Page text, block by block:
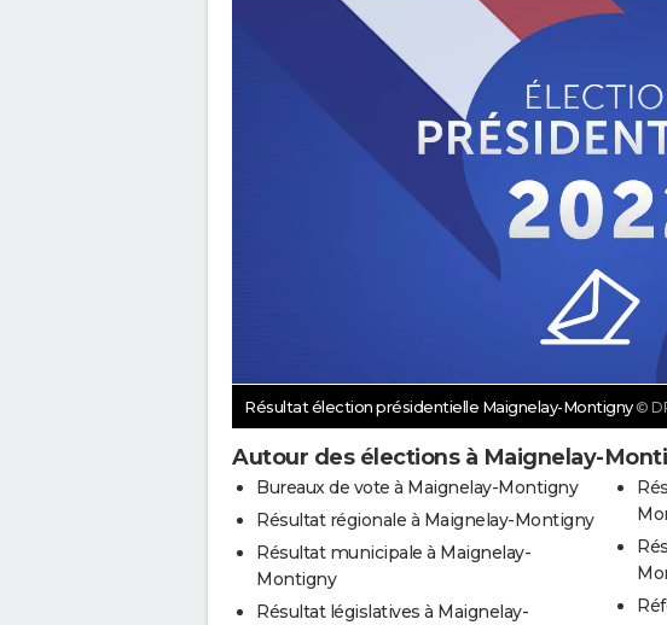
Résultat élection présidentielle Maignelay-Montigny ©
Autour des élections à Maignelay-
Bureaux de vote à Maignelay-Montigny
Résultat régionale à Maignelay-Montigny
Résultat municipale à Maignelay-
Montigny
Résultat législatives à Maignelay-